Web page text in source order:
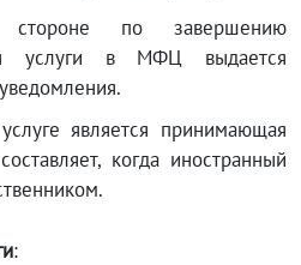
стороне по завершению
услуги в МФЦ выдается
является принимающая
когда иностранный
: